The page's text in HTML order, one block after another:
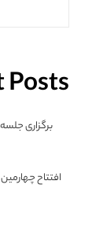
Posts
برگزاری
افتتاح